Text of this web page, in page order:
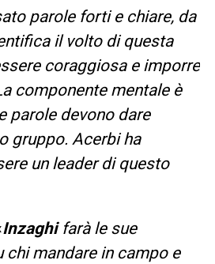
parole forti e chiare, da
il volto di questa
coraggiosa e imporre
componente mentale è
parole devono dare
gruppo. Acerbi ha
un leader di questo
Inzaghifarà le sue
chi mandare in campo e